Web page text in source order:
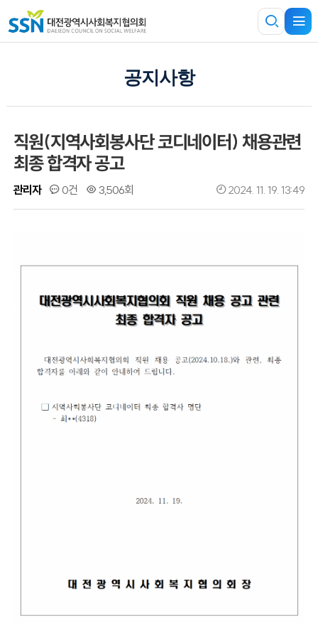
공지사항
직원(지역사회봉사단 코디네이터) 채용관련
최종 합격자 공고
관리자 0건 3,506회 2024. 11. 19. 13:49